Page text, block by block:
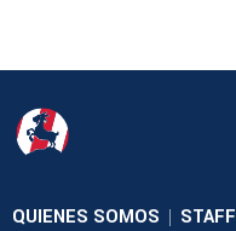
QUIENES SOMOS | STAFF